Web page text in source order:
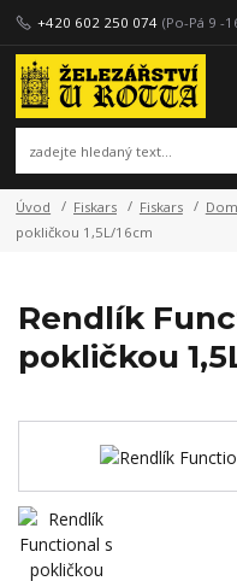
+420 602 250 074 (Po-Pá 9 -
Úvod Fiskars Fiskars
pokličkou 1,5L/16cm
Rendlík
pokličkou